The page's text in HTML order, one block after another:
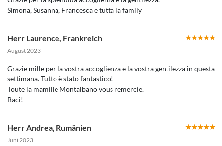
Simona, Susanna, Francesca e tutta la family
Herr Laurence Frankreich
August 2023
Grazie mille per la vostra accoglienza e la vostra gentilezza in questa
settimana. Tutto è stato fantastico!
Toute la mamille Montalbano vous remercie.
Baci!
Herr Andrea Rumänien
Juni 2023